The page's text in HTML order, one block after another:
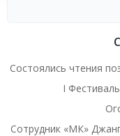
Состоялись чтения
I
Сотрудник «МК»